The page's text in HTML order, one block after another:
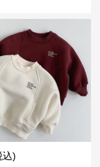
込)